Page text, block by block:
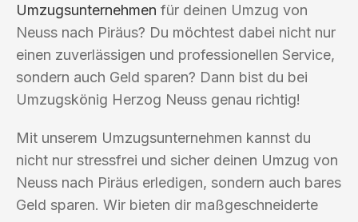
Umzugsunternehmen für deinen Umzug von
Neuss nach Piräus? Du möchtest dabei nicht nur
einen zuverlässigen und professionellen Service,
sondern auch Geld sparen? Dann bist du bei
Umzugskönig Herzog Neuss genau richtig!
Mit unserem Umzugsunternehmen kannst du
nicht nur stressfrei und sicher deinen Umzug von
Neuss nach Piräus erledigen, sondern auch bares
Geld sparen. Wir bieten dir maßgeschneiderte